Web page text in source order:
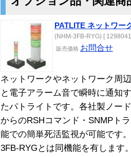
PATLITE ネットワ
(NHM-3FB-RYG) [
販売価格 お問合せ
ネットワークやネットワーク周
と電子アラーム音で瞬時に通知
たパトライトです。各社製ノー
からのRSHコマンド・SNMPト
能での簡単死活監視が可能です
3FB-RYGとは同機能を有します